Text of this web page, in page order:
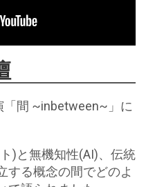
「間 ~inbetween~」に
)と無機知性(AI)、伝統
する概念の間でどのよ